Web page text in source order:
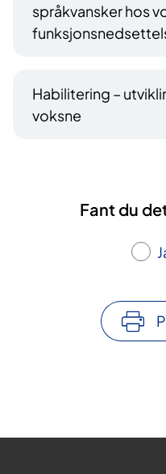
språkvansker hos
Habilitering –
voksne
Fant du